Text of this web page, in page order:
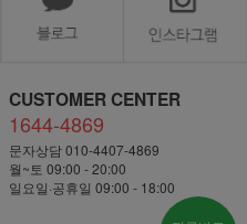
CUSTOMER CENTER
1644-4869
문자상담 010-4407-4869
월~토 09:00 - 20:00
일요일·공휴일 09:00 - 18:00